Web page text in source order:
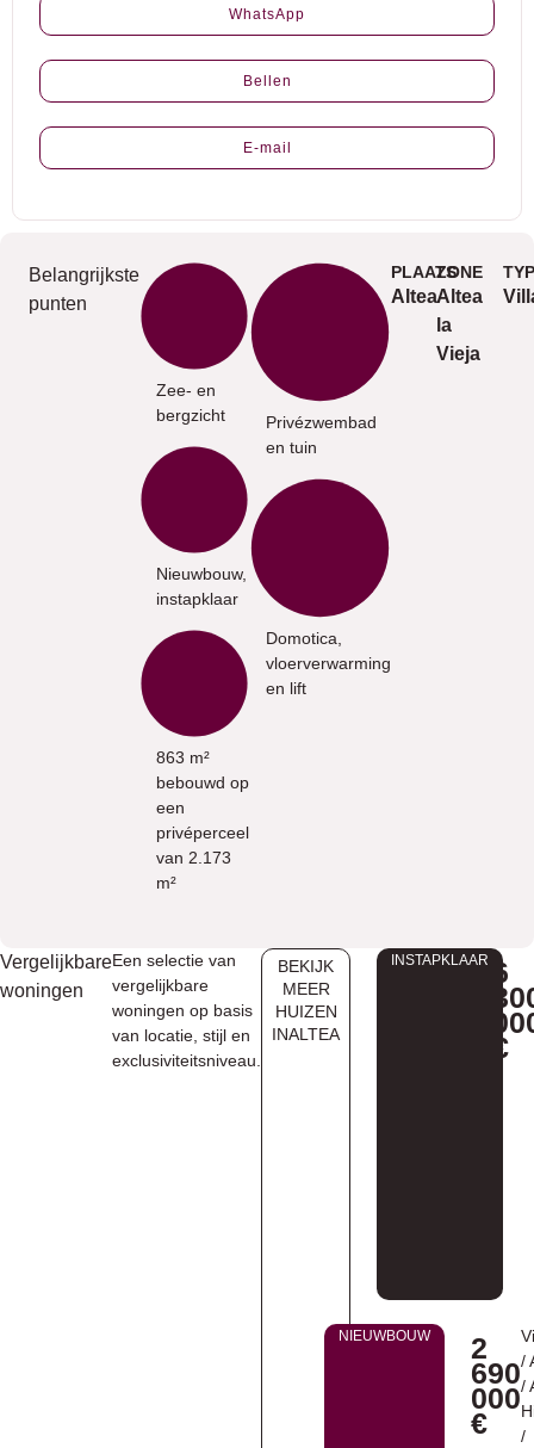
WhatsApp
Bellen
E-mail
Belangrijkste
punten
Zee- en
bergzicht
Nieuwbouw,
instapklaar
863 m²
bebouwd op
een
privéperceel
van 2.173
m²
Privézwembad
en tuin
Domotica,
vloerverwarming
en lift
PLAATS
Altea
ZONE
Altea
la
Vieja
Vergelijkbare
woningen
Een selectie van
vergelijkbare
woningen op basis
van locatie, stijl en
exclusiviteitsniveau.
BEKIJK
MEER
HUIZEN
INALTEA
INSTAPKLAAR 6
€
NIEUWBOUW 2
690
000
€
/
/
/